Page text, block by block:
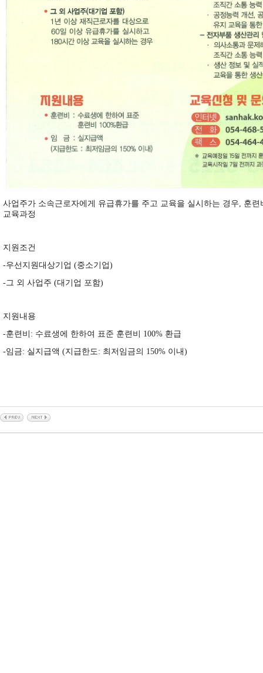
사업주가 소속근로자에게 유급휴가를 주고 교육을 실시하는 경우, 훈
교육과정
지원조건
-우선지원대상기업 (중소기업)
-그 외 사업주 (대기업 포함)
지원내용
-훈련비: 수료생에 한하여 표준 훈련비 100% 환급
-임금: 실지급액 (지급한도: 최저임금의 150% 이내)